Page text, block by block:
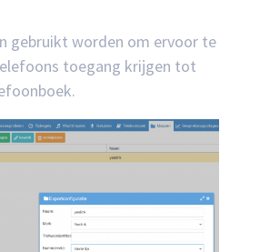
gebruikt worden om ervoor te
toegang krijgen tot